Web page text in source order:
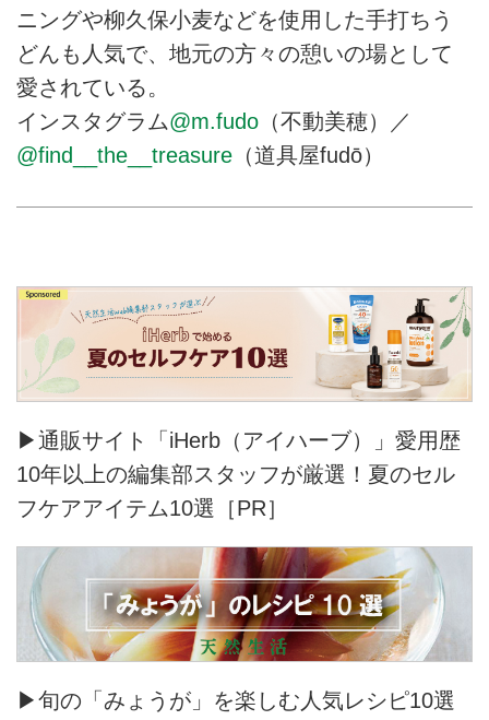
ニングや柳久保小麦などを使用した手打ちう
どんも人気で、地元の方々の憩いの場として
愛されている。
インスタグラム@m.fudo （不動美穂）／
@find__the__treasure （道具屋fudō）
▶通販サイト「iHerb（アイハーブ）」愛用歴
10年以上の編集部スタッフが厳選！夏のセル
フケアアイテム10選［PR］
▶旬の「みょうが」を楽しむ人気レシピ10選